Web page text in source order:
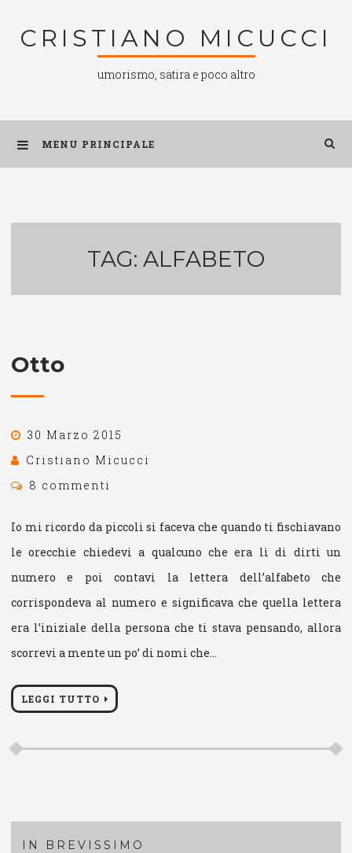
CRISTIANO MICUCCI
umorismo, satira e poco altro
MENU PRINCIPALE
TAG: ALFABETO
Otto
30 Marzo 2015
Cristiano Micucci
8 commenti
Io mi ricordo da piccoli si faceva che quando ti fischiavano
le orecchie chiedevi a qualcuno che era lì di dirti un
numero e poi contavi la lettera dell’alfabeto che
corrispondeva al numero e significava che quella lettera
era l’iniziale della persona che ti stava pensando, allora
scorrevi a mente un po’ di nomi che…
LEGGI TUTTO
IN BREVISSIMO